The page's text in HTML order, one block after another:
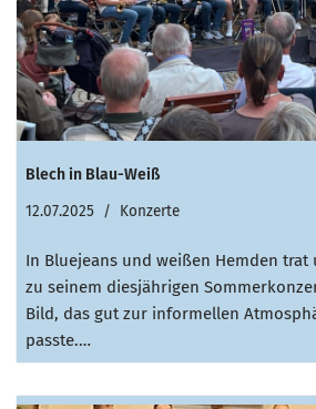
Blech in Blau-Weiß
12.07.2025
Konzerte
In Bluejeans und weißen Hemden
zu seinem diesjährigen
Bild, das gut zur informellen
passte.…